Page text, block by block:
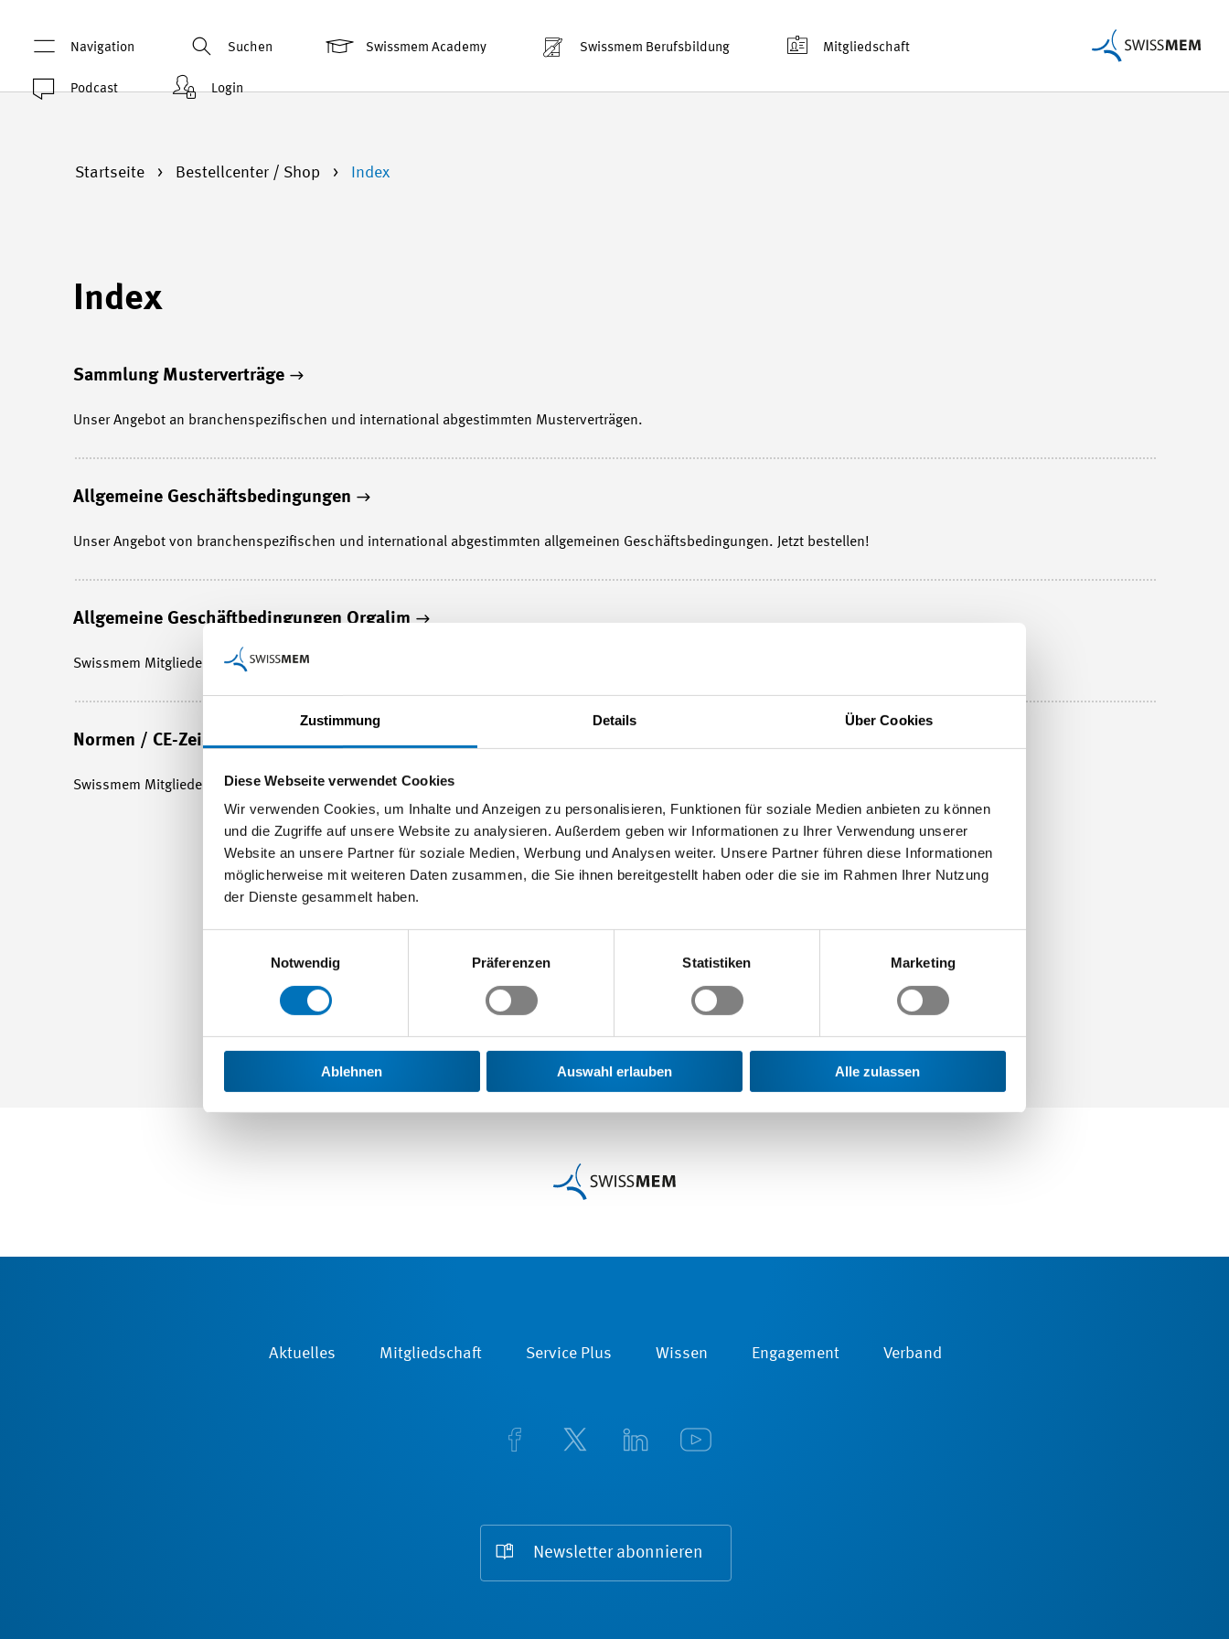
Zustimmung Details Über Cookies
Diese Webseite verwendet Cookies
Wir verwenden Cookies, um Inhalte und Anzeigen zu personalisieren, Funktionen für soziale Medien anbieten zu können
und die Zugriffe auf unsere Website zu analysieren. Außerdem geben wir Informationen zu Ihrer Verwendung unserer
Website an unsere Partner für soziale Medien, Werbung und Analysen weiter. Unsere Partner führen diese Informationen
möglicherweise mit weiteren Daten zusammen, die Sie ihnen bereitgestellt haben oder die sie im Rahmen Ihrer Nutzung
der Dienste gesammelt haben.
Notwendig
Präferenzen Statistiken Marketing
Ablehnen Auswahl erlauben Alle zulassen
Navigation Suchen Swissmem Academy Swissmem Berufsbildung Mitgliedschaft
Podcast Login
Startseite Bestellcenter / Shop Index
Index
Sammlung Musterverträge
Unser Angebot an branchenspezifischen und international abgestimmten Musterverträgen.
Allgemeine Geschäftsbedingungen
Unser Angebot von branchenspezifischen und international abgestimmten allgemeinen Geschäftsbedingungen. Jetzt bestellen!
Allgemeine Geschäftbedingungen Orgalim
Swissmem Mitglieder profitieren von günstigen Konditionen.
Normen / CE-Zeichen / Incoterms
Swissmem Mitglieder profitieren von günstigen Konditionen.
Aktuelles Mitgliedschaft Service Plus Wissen Engagement Verband
Newsletter abonnieren